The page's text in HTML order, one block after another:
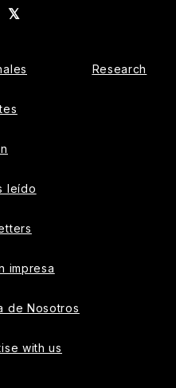
𝕏
leído
impresa
de Nosotros
with us
Research